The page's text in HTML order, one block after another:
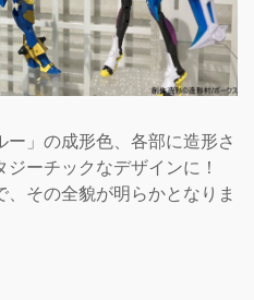
ー」の成形色、各部に造形さ
ーチックなデザインに！
その全貌が明らかとなりま